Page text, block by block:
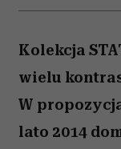
Kolekcja
wielu
W
lato 2014